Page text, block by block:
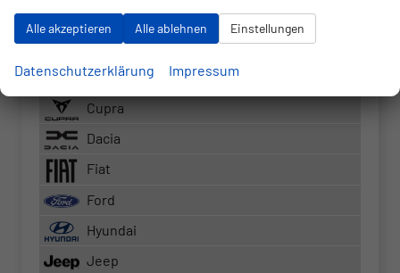
RS3 Sportback
S5 Kombi
BMW
Cupra
Dacia
Fiat
Ford
Hyundai
Jeep
Alle akzeptieren Alle ablehnen Einstellungen
Datenschutzerklärung Impressum